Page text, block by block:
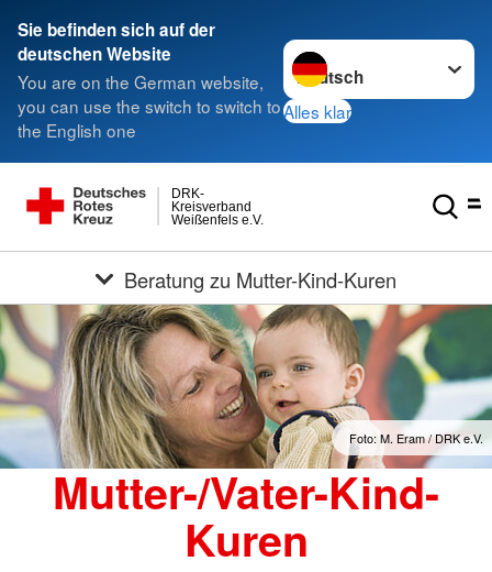
Sie befinden sich auf der
deutschen Website
You are on the German website,
you can use the switch to switch to
the English one
Sprache wechseln zu
Alles klar
Weißenfels e.V.
Kreisverband
DRK-
Beratung zu Mutter-Kind-Kuren
Foto: M. Eram / DRK e.V.
Mutter-/Vater-Kind-
Kuren